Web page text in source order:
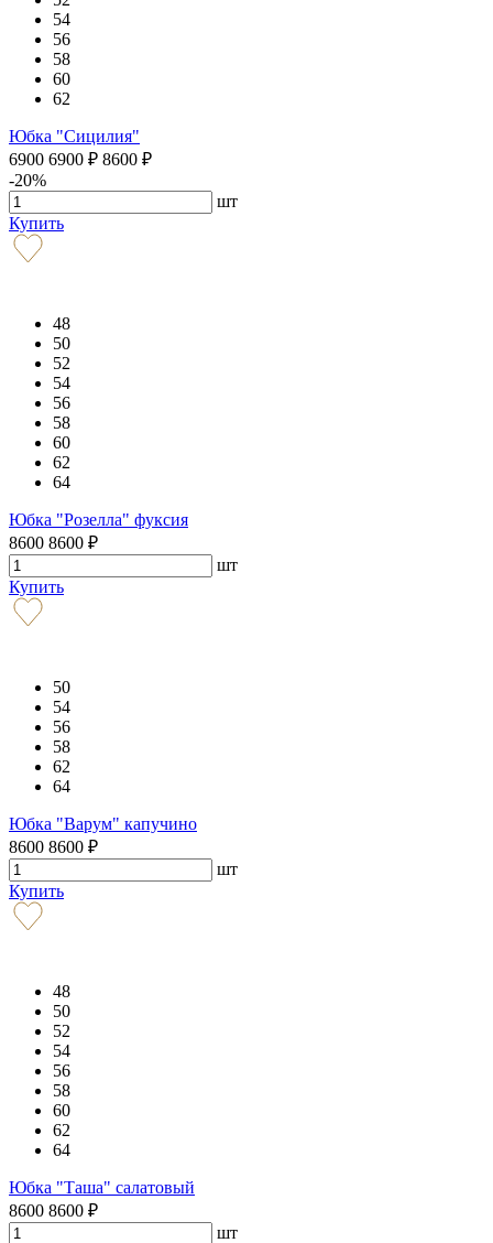
54
56
58
60
62
Юбка "Сицилия"
6900 6900 ₽ 8600 ₽
-20%
шт
Купить
48
50
52
54
56
58
60
62
64
Юбка "Розелла" фуксия
8600 8600 ₽
шт
Купить
50
54
56
58
62
64
Юбка "Варум" капучино
8600 8600 ₽
шт
Купить
48
50
52
54
56
58
60
62
64
Юбка "Таша" салатовый
8600 8600 ₽
шт